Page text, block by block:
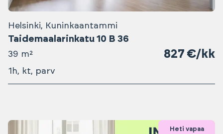
Helsinki, Kuninkaantammi
Taidemaalarinkatu 10 B 36
39 m² 827 €/kk
1h, kt, parv
Heti vapaa